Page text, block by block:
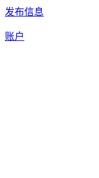
发布信息
账户